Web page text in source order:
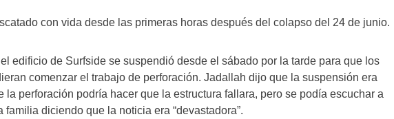
con vida desde las primeras horas después del colapso del 24 de junio.
edificio de Surfside se suspendió desde el sábado por la tarde para que los
comenzar el trabajo de perforación. Jadallah dijo que la suspensión era
la perforación podría hacer que la estructura fallara, pero se podía escuchar a
familia diciendo que la noticia era “devastadora”.